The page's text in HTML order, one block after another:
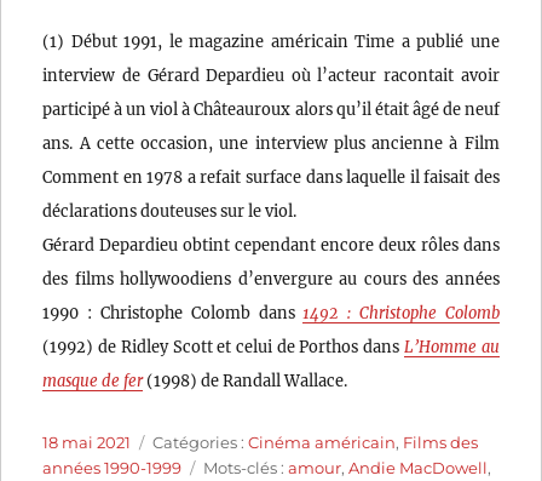
(1) Début 1991, le magazine américain Time a publié une
interview de Gérard Depardieu où l’acteur racontait avoir
participé à un viol à Châteauroux alors qu’il était âgé de neuf
ans. A cette occasion, une interview plus ancienne à Film
Comment en 1978 a refait surface dans laquelle il faisait des
déclarations douteuses sur le viol.
Gérard Depardieu obtint cependant encore deux rôles dans
des films hollywoodiens d’envergure au cours des années
1990 : Christophe Colomb dans 1492 : Christophe Colomb
(1992) de Ridley Scott et celui de Porthos dans L’Homme au
masque de fer(1998) de Randall Wallace.
Publié
le
18 mai 2021 Catégories
Catégories :Cinéma américain, Films des
années 1990-1999
Étiquettes
Mots-clés :amour,Andie MacDowell,